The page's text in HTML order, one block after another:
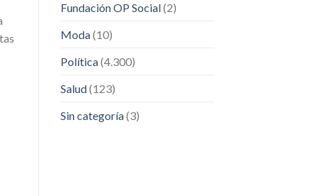
Fundación OP Social(2)
Moda(10)
Política(4.300)
Salud(123)
Sin categoría(3)